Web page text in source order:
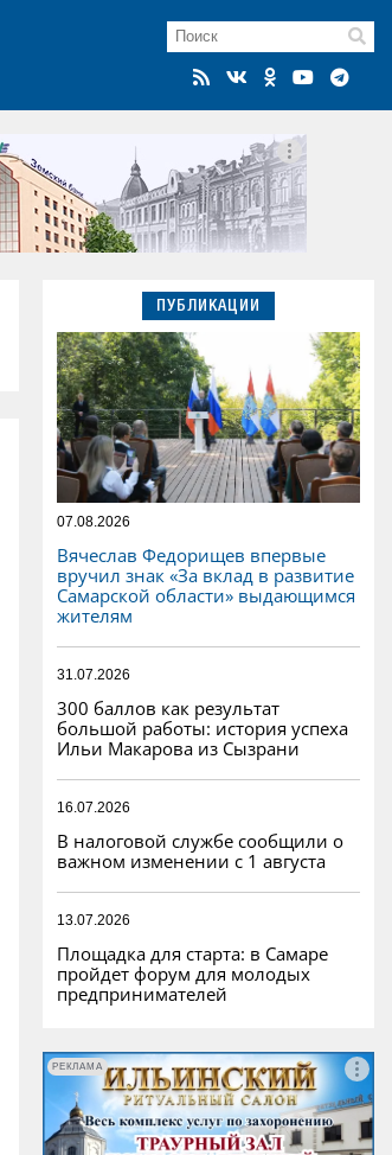
ПУБЛИКАЦИИ
07.08.2026
Вячеслав Федорищев впервые
вручил знак «За вклад в развитие
Самарской области» выдающимся
жителям
31.07.2026
300 баллов как результат
большой работы: история успеха
Ильи Макарова из Сызрани
16.07.2026
В налоговой службе сообщили о
важном изменении с 1 августа
13.07.2026
Площадка для старта: в Самаре
пройдет форум для молодых
предпринимателей
РЕКЛАМА